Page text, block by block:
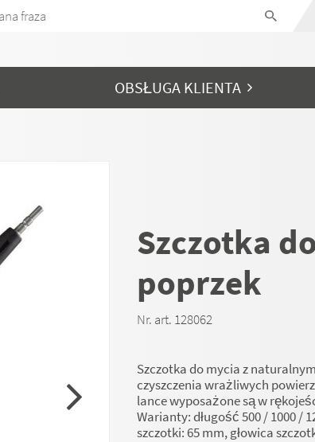
OBSŁUGA KLIENTA
Szczotka
poprzek
Nr. art. 128062
Szczotka do mycia z
czyszczenia wrażliwych
lance wyposażone są w
Warianty: długość 500 / 1000 /
szczotki: 65 mm, głowica